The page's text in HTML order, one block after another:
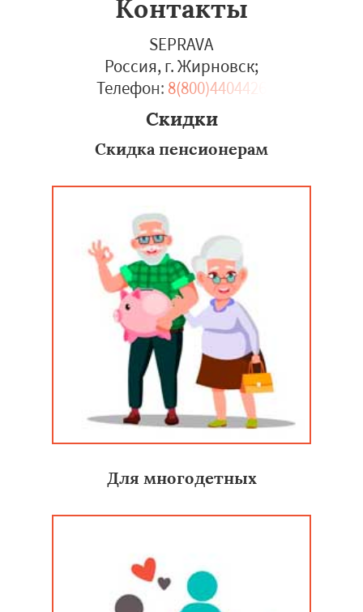
Контакты
SEPRAVA
Россия, г. Жирновск;
Телефон: 8(800)4404426
Скидки
Скидка пенсионерам
Для многодетных